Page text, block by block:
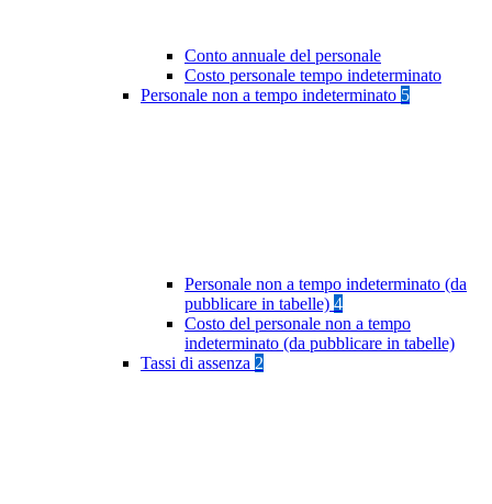
Conto annuale del personale
Costo personale tempo indeterminato
Personale non a tempo indeterminato 5
Personale non a tempo indeterminato (da
pubblicare in tabelle) 4
Costo del personale non a tempo
indeterminato (da pubblicare in tabelle)
Tassi di assenza 2